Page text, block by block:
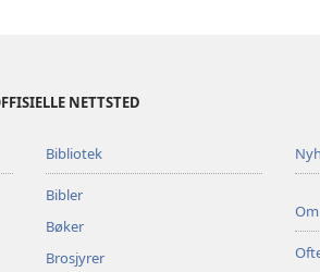
NETTSTED
Bibliotek
Bibler
Bøker
Brosjyrer